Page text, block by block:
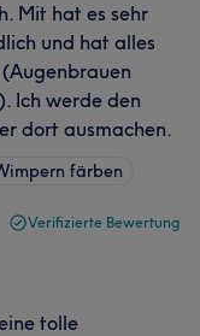
Mit hat es sehr
und hat alles
Ich werde den
dort ausmachen.
färben
Verifizierte Bewertung
tolle